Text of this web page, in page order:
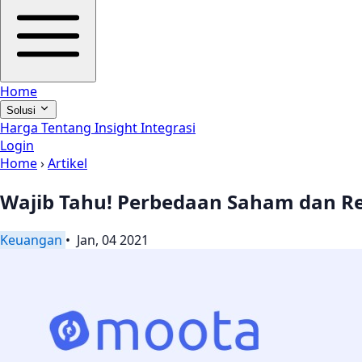
Home
Solusi
Harga Tentang InsightIntegrasi
Login
Home›Artikel
Wajib Tahu! Perbedaan Saham dan
Keuangan • Jan, 04 2021